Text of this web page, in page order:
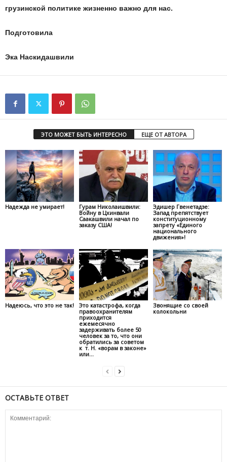
грузинской политике жизненно важно для нас.
Подготовила
Эка Наскидашвили
ЭТО МОЖЕТ БЫТЬ ИНТЕРЕСНО ЕЩЕ ОТ АВТОРА
Надежда не умирает!
Гурам Николаишвили:
Войну в Цхинвали
Саакашвили начал по
заказу США!
Эдишер Гвенетадзе:
Запад препятствует
конституционному
запрету «Единого
национального
движения»!
Надеюсь, что это не так!
Это катастрофа, когда
правоохранителям
приходится
ежемесячно
задерживать более 50
человек за то, что они
обратились за советом
к т. Н. «ворам в законе»
или...
Звонящие со своей
колокольни
ОСТАВЬТЕ ОТВЕТ